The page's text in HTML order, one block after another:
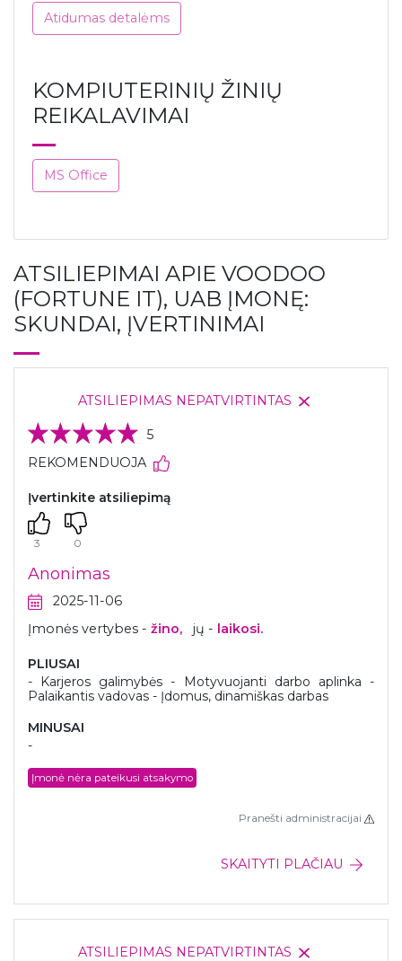
Atidumas detalėms
KOMPIUTERINIŲ ŽINIŲ
REIKALAVIMAI
MS Office
ATSILIEPIMAI APIE VOODOO
(FORTUNE IT), UAB ĮMONĘ:
SKUNDAI, ĮVERTINIMAI
ATSILIEPIMAS NEPATVIRTINTAS
Anonimas
2025-11-06
Įmonės vertybes - žino, jų - laikosi.
PLIUSAI
- Karjeros galimybės - Motyvuojanti darbo aplinka -
Palaikantis vadovas - Įdomus, dinamiškas darbas
MINUSAI
-
Įmonė nėra pateikusi atsakymo
5
REKOMENDUOJA
Įvertinkite atsiliepimą
3 0
Pranešti administracijai
SKAITYTI PLAČIAU
ATSILIEPIMAS NEPATVIRTINTAS